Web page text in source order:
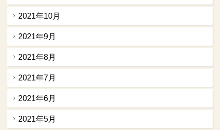
2021年10月
2021年9月
2021年8月
2021年7月
2021年6月
2021年5月